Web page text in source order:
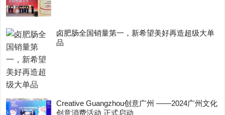
卤肥肠全国销量第一，新希望美好再造超级大单
品
Creative Guangzhou创意广州 ——2024广州文化
创意消费活动 正式启动